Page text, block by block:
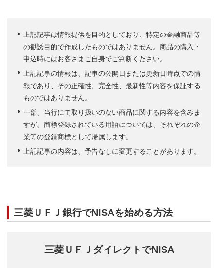
上記記事は情報提供を目的としており、特定の金融商品等
の勧誘目的で作成したものではありません。商品の購入・
申込時にはお客さまご自身でご判断ください。
上記記事の情報は、記事の公開日または更新日時点での情
報であり、その正確性、完全性、最新性等内容を保証する
ものではありません。
一部、当行にて取り扱いのない商品に関する内容を含みま
すが、商標登録されている用語については、それぞれの企
業等の登録商標として帰属します。
上記記事の内容は、予告なしに変更することがあります。
三菱ＵＦＪ銀行でNISAを始める方法
三菱ＵＦＪダイレクトでNISA